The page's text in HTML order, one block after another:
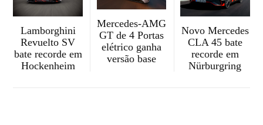
Lamborghini
Revuelto SV
bate recorde em
Hockenheim
Mercedes-AMG
GT de 4 Portas
elétrico ganha
versão base
Novo Mercedes
CLA 45 bate
recorde em
Nürburgring